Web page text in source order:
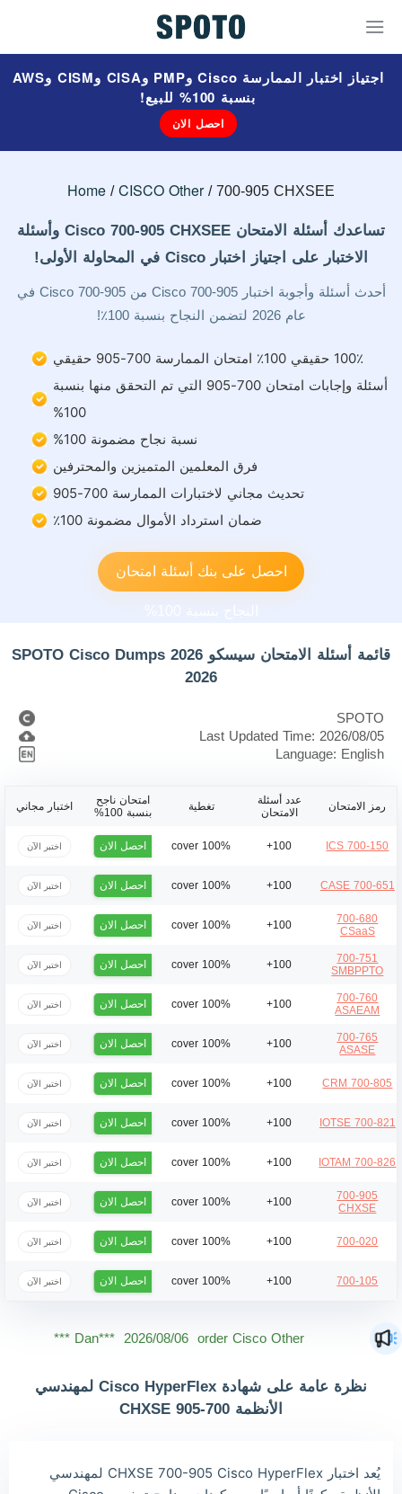
اجتياز اختبار الممارسة Cisco وPMP وCISA وCISM وAWS
بنسبة 100% للبيع!
احصل الان
Home CISCO Other 700-905 CHXSEE
تساعدك أسئلة الامتحان Cisco 700-905 CHXSEE وأسئلة
الاختبار على اجتياز اختبار Cisco في المحاولة الأولى!
أحدث أسئلة وأجوبة اختبار Cisco 700-905 من Cisco 700-905 في
عام 2026 لتضمن النجاح بنسبة 100٪!
100٪ حقيقي 100٪ امتحان الممارسة 700-905 حقيقي
أسئلة وإجابات امتحان 700-905 التي تم التحقق منها بنسبة
100%
نسبة نجاح مضمونة 100%
فرق المعلمين المتميزين والمحترفين
تحديث مجاني لاختبارات الممارسة 700-905
ضمان استرداد الأموال مضمونة 100٪
احصل على بنك أسئلة امتحان
قائمة أسئلة الامتحان سيسكو 2026 SPOTO Cisco Dumps
2026
SPOTO
Last Updated Time: 2026/08/05
Language: English
رمز الامتحان
عدد أسئلة
الامتحان
تغطية
امتحان ناجح
بنسبة 100%
اختبار مجاني
700-150 ICS
100+
100% cover احصل الان اختبر الآن
700-651 CASE
100+
100% cover احصل الان اختبر الآن
700-680
CSaaS
100+
100% cover احصل الان اختبر الآن
700-751
SMBPPTO
100+
100% cover احصل الان اختبر الآن
700-760
ASAEAM
100+
100% cover احصل الان اختبر الآن
700-765
ASASE
100+
100% cover احصل الان اختبر الآن
700-805 CRM
100+
100% cover احصل الان اختبر الآن
700-821 IOTSE
100+
100% cover احصل الان اختبر الآن
700-826 IOTAM
100+
100% cover احصل الان اختبر الآن
700-905
CHXSE
100+
100% cover احصل الان اختبر الآن
700-020
100+
100% cover احصل الان اختبر الآن
700-105
100+
100% cover احصل الان اختبر الآن
Dan*** 2026/08/06 order Cisco Other ***
2026/08/06 order Cisco Other ***
Lia*** 2026/08/06 order Cisco Other ***
نظرة عامة على شهادة Cisco HyperFlex لمهندسي
الأنظمة 700-905 CHXSE
يُعد اختبار CHXSE 700-905 Cisco HyperFlex لمهندسي